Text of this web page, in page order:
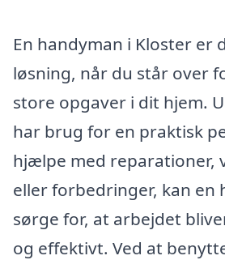
En handyman i Kloster er
løsning, når du står over
store opgaver i dit hjem.
har brug for en praktisk
hjælpe med reparationer,
eller forbedringer, kan en
sørge for, at arbejdet
og effektivt. Ved at